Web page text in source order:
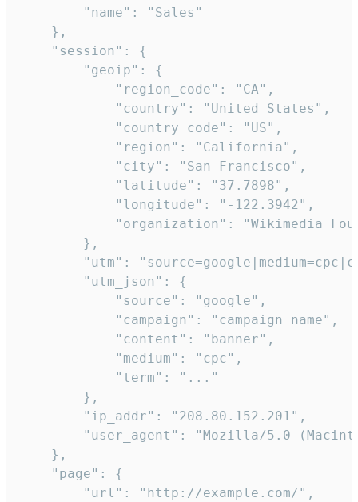
        "name": "Sales"
    },
    "session": {
        "geoip": {
            "region_code": "CA",
            "country": "United States",
            "country_code": "US",
            "region": "California",
            "city": "San Francisco",
            "latitude": "37.7898",
            "longitude": "-122.3942",
"organization": "Wikimedia
        },
"utm":
        "utm_json": {
            "source": "google",
            "campaign": "campaign_name",
            "content": "banner",
            "medium": "cpc",
            "term": "..."
        },
        "ip_addr": "208.80.152.201",
"user_agent": "Mozilla/5.0
    },
    "page": {
        "url": "http://example.com/",